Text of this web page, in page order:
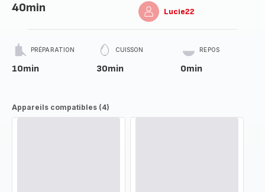
40min Lucie22
PRÉPARATION
10min
CUISSON
30min
REPOS
0min
Appareils compatibles (4)